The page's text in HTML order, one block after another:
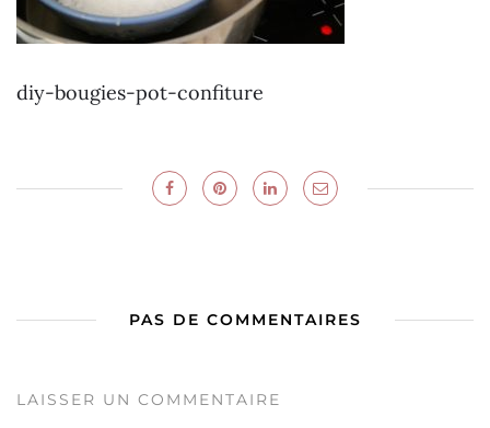
diy-bougies-pot-confiture
PAS DE COMMENTAIRES
LAISSER UN COMMENTAIRE